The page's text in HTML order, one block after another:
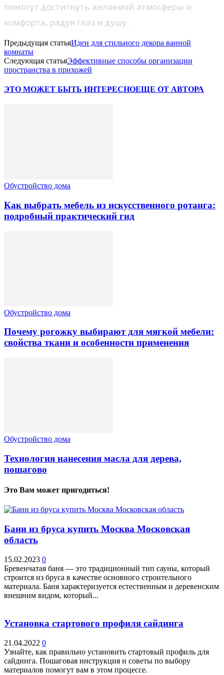
помогут достигнуть желаемой атмосферы и
комфорта, радуя глаз и душу.
Предыдущая статьяИдеи для стильного декора ванной
комнаты
Следующая статьяЭффективные способы организации
пространства в прихожей
ЭТО МОЖЕТ БЫТЬ ИНТЕРЕСНОЕЩЕ ОТ АВТОРА
Обустройство дома
Как выбрать мебель из искусственного ротанга:
подробный практический гид
Обустройство дома
Почему рогожку выбирают для мягкой мебели:
свойства ткани и особенности применения
Обустройство дома
Технология нанесения масла для дерева,
пошагово
Это Вам может пригодиться!
Бани из бруса купить Москва Московская
область
15.02.2023 0
Бревенчатая баня — это традиционный тип сауны, который
строится из бруса в качестве основного строительного
материала. Баня характеризуется естественным и деревенским
внешним видом, который...
Установка стартового профиля сайдинга
21.04.2022 0
Узнайте, как правильно установить стартовый профиль для
сайдинга. Пошаговая инструкция и советы по выбору
материалов помогут вам в этом процессе.